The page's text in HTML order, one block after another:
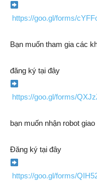
https://goo.gl/forms/
Bạn muốn tham gia các
đăng ký tại đây
https://goo.gl/forms/
bạn muốn nhận robot
Đăng ký tại đây
https://goo.gl/forms/